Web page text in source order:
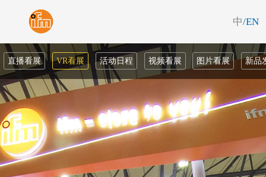
中/EN
直播看展 VR看展 活动日程 视频看展 图片看展 新品